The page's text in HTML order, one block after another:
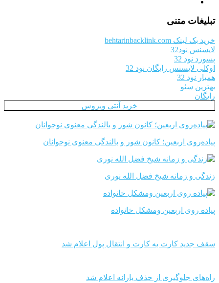
تبلیغات متنی
خرید بک لینک behtarinbacklink.com
لایسنس نود32
پسورد نود 32
اوکلی لایسنس رایگان نود 32
همیار نود 32
بهترین سئو
رایگان
خرید آنتی ویروس
پیاده‌روی اربعین؛ کانون شور و بالندگی معنوی نوجوانان
زندگی و زمانه شیخ فضل الله نوری
پیاده روی اربعین ومشکل خانواده
سقف جدید کارت به کارت و انتقال پول اعلام شد
راه‌های جلوگیری از حذف یارانه اعلام شد